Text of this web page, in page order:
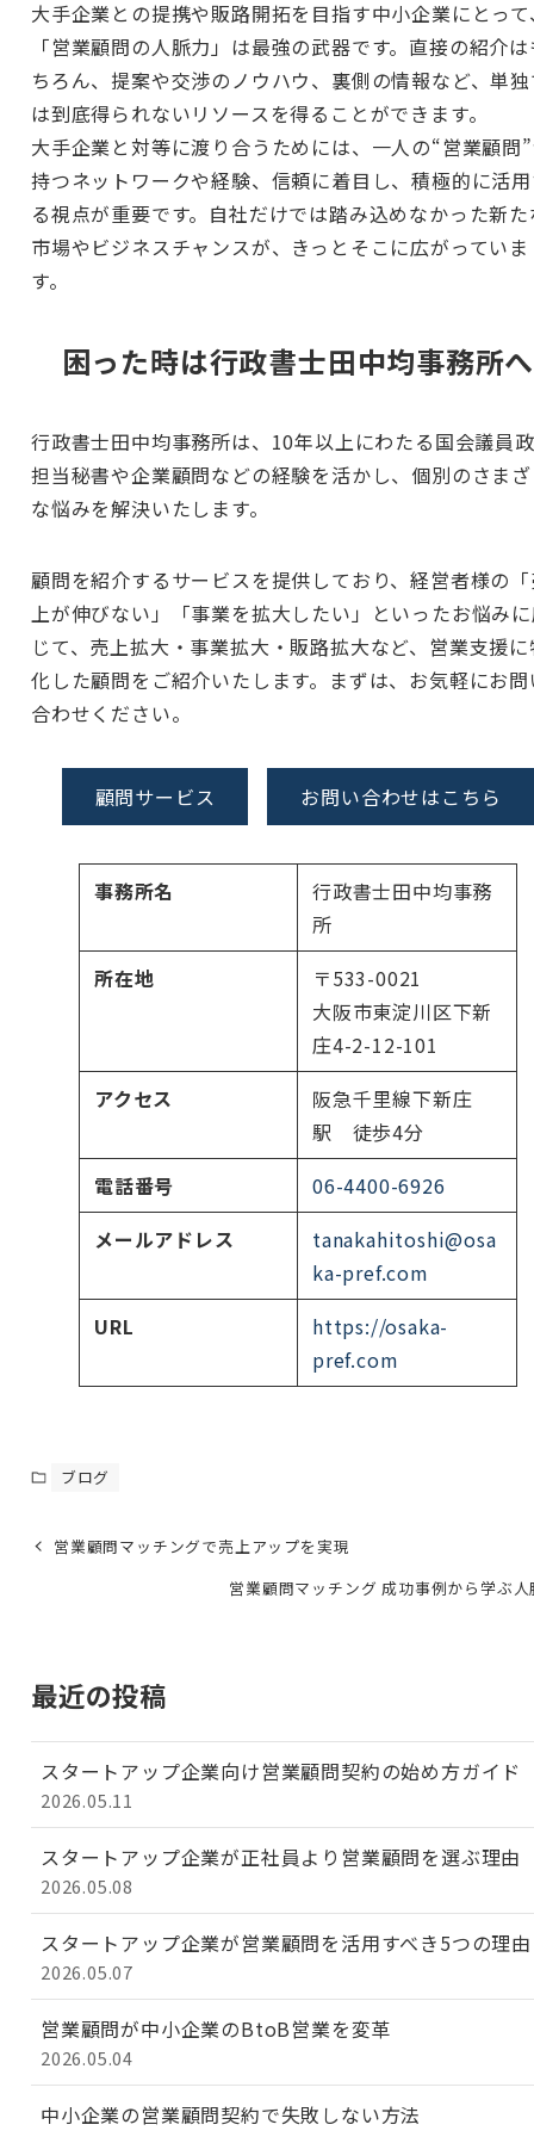
大手企業との提携や販路開拓を目指す中小企業にとっ
「営業顧問の人脈力」は最強の武器です。直接の紹介
ちろん、提案や交渉のノウハウ、裏側の情報など、単
は到底得られないリソースを得ることができます。
大手企業と対等に渡り合うためには、一人の“営業顧問
持つネットワークや経験、信頼に着目し、積極的に活
る視点が重要です。自社だけでは踏み込めなかった新
市場やビジネスチャンスが、きっとそこに広がっていま
す。
困った時は行政書士田中均事務所へ
行政書士田中均事務所は、10年以上にわたる国会議員
担当秘書や企業顧問などの経験を活かし、個別のさま
な悩みを解決いたします。
顧問を紹介するサービスを提供しており、経営者様の
上が伸びない」「事業を拡大したい」といったお悩み
じて、売上拡大・事業拡大・販路拡大など、営業支援
化した顧問をご紹介いたします。まずは、お気軽にお
合わせください。
顧問サービス お問い合わせはこちら
事務所名
行政書士田中均事務
所
所在地
〒533-0021
大阪市東淀川区下新
庄4-2-12-101
アクセス
阪急千里線下新庄
駅 徒歩4分
電話番号
06-4400-6926
メールアドレス
tanakahitoshi@osa
ka-pref.com
URL
https://osaka-
pref.com
ブログ
営業顧問マッチングで売上アップを実現
営業顧問マッチング 成功事例から学ぶ
最近の投稿
スタートアップ企業向け営業顧問契約の始め方ガイド
2026.05.11
スタートアップ企業が正社員より営業顧問を選ぶ理由
2026.05.08
スタートアップ企業が営業顧問を活用すべき5つの理由
2026.05.07
営業顧問が中小企業のBtoB営業を変革
2026.05.04
中小企業の営業顧問契約で失敗しない方法